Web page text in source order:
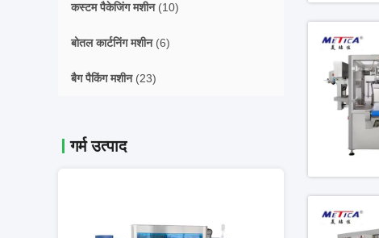
कस्टम पैकेजिंग मशीन(10)
बोतल कार्टनिंग मशीन(6)
बैग पैकिंग मशीन(23)
गर्म उत्पाद